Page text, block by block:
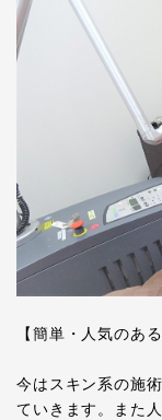
【簡単・人気のあ
今はスキン系の施
ていきます。また